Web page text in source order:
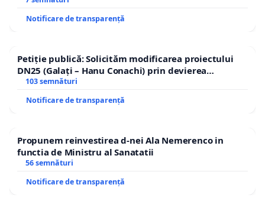
Notificare de transparență
Petiție publică: Solicităm modificarea proiectului
DN25 (Galați – Hanu Conachi) prin devierea
traseului în afara localităților!
103 semnături
Notificare de transparență
Propunem reinvestirea d-nei Ala Nemerenco in
functia de Ministru al Sanatatii
56 semnături
Notificare de transparență